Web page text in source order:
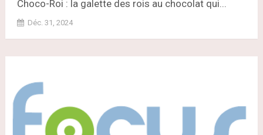
Choco-Roi : la galette des rois au chocolat qui...
Déc. 31, 2024